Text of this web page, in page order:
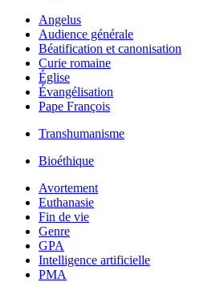
Angelus
Audience générale
Béatification et canonisation
Curie romaine
Église
Évangélisation
Pape François
Transhumanisme
Bioéthique
Avortement
Euthanasie
Fin de vie
Genre
GPA
Intelligence artificielle
PMA